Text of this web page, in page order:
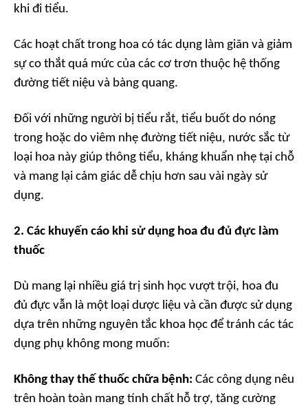
khi đi tiểu.
Các hoạt chất trong hoa có tác dụng làm giãn và giảm
sự co thắt quá mức của các cơ trơn thuộc hệ thống
đường tiết niệu và bàng quang.
Đối với những người bị tiểu rắt, tiểu buốt do nóng
trong hoặc do viêm nhẹ đường tiết niệu, nước sắc từ
loại hoa này giúp thông tiểu, kháng khuẩn nhẹ tại chỗ
và mang lại cảm giác dễ chịu hơn sau vài ngày sử
dụng.
2. Các khuyến cáo khi sử dụng hoa đu đủ đực làm
thuốc
Dù mang lại nhiều giá trị sinh học vượt trội, hoa đu
đủ đực vẫn là một loại dược liệu và cần được sử dụng
dựa trên những nguyên tắc khoa học để tránh các tác
dụng phụ không mong muốn:
Không thay thế thuốc chữa bệnh: Các công dụng nêu
trên hoàn toàn mang tính chất hỗ trợ, tăng cường